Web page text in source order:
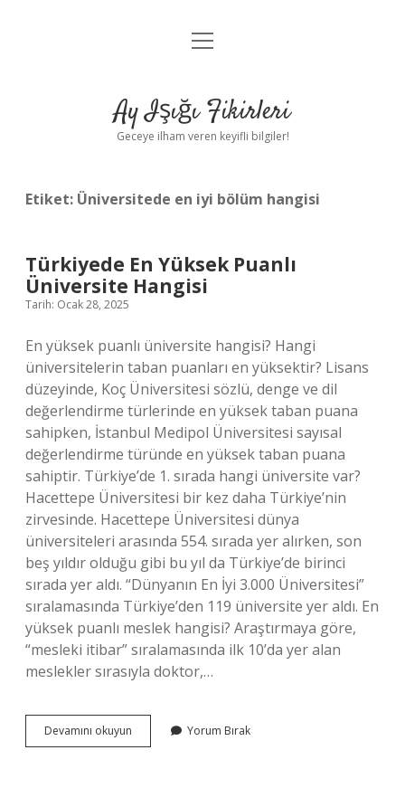
Anasayfa
Yasal Uyarı
menüyü
Ay Işığı Fikirleri
Geceye ilham veren keyifli bilgiler!
Etiket: Üniversitede en iyi bölüm hangisi
Türkiyede En Yüksek Puanlı
Üniversite Hangisi
Tarih: Ocak 28, 2025
En yüksek puanlı üniversite hangisi? Hangi
üniversitelerin taban puanları en yüksektir? Lisans
düzeyinde, Koç Üniversitesi sözlü, denge ve dil
değerlendirme türlerinde en yüksek taban puana
sahipken, İstanbul Medipol Üniversitesi sayısal
değerlendirme türünde en yüksek taban puana
sahiptir. Türkiye’de 1. sırada hangi üniversite var?
Hacettepe Üniversitesi bir kez daha Türkiye’nin
zirvesinde. Hacettepe Üniversitesi dünya
üniversiteleri arasında 554. sırada yer alırken, son
beş yıldır olduğu gibi bu yıl da Türkiye’de birinci
sırada yer aldı. “Dünyanın En İyi 3.000 Üniversitesi”
sıralamasında Türkiye’den 119 üniversite yer aldı. En
yüksek puanlı meslek hangisi? Araştırmaya göre,
“mesleki itibar” sıralamasında ilk 10’da yer alan
meslekler sırasıyla doktor,…
Devamını okuyun Türkiyede
En
Yorum Bırak